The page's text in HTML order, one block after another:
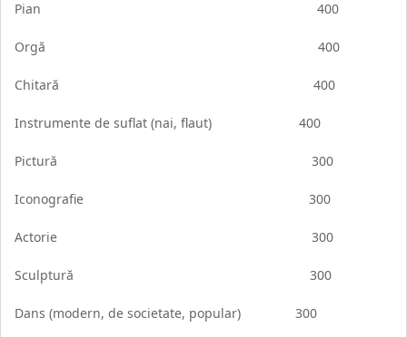
Pian 400
Orgă 400
Chitară 400
Instrumente de suflat (nai, flaut) 400
Pictură 300
Iconografie 300
Actorie 300
Sculptură 300
Dans (modern, de societate, popular) 300